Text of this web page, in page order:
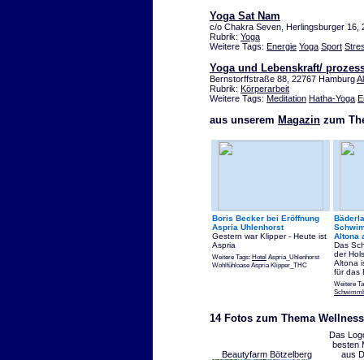
Yoga Sat Nam
c/o Chakra Seven, Herlingsburger 16,
Rubrik: Yoga
Weitere Tags: Energie Yoga Sport
Yoga und Lebenskraft/
Bernstorffstraße 88, 22767 Hamburg
Rubrik: Körperarbeit
Weitere Tags: Meditation Hatha-Yoga
aus unserem Magazin zum
Boris Becker bei Eröffnung
Aspria Uhlenhorst
Gestern war Klipper - Heute ist
Aspria
Weitere Tags: Hotel Aspria_Uhlenhorst
Wohlfühloase Aspria Klipper_THC
Altona
Das
der
Altona
für das
Weitere
14 Fotos zum Thema Wellness
Beautyfarm Bötzelberg
Das
besten
aus